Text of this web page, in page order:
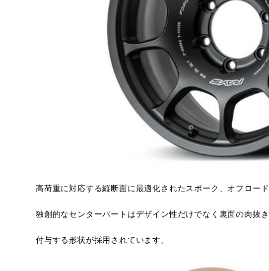
高荷重に対応する縦断面に最適化されたスポーク、オフロー
独創的なセンターパートはデザイン性だけでなく裏面の肉抜
付与する形状が採用されています。